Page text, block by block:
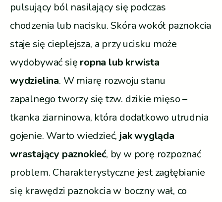
pulsujący ból nasilający się podczas
chodzenia lub nacisku. Skóra wokół paznokcia
staje się cieplejsza, a przy ucisku może
wydobywać się ropna lub krwista
wydzielina. W miarę rozwoju stanu
zapalnego tworzy się tzw. dzikie mięso –
tkanka ziarninowa, która dodatkowo utrudnia
gojenie. Warto wiedzieć, jak wygląda
wrastający paznokieć, by w porę rozpoznać
problem. Charakterystyczne jest zagłębianie
się krawędzi paznokcia w boczny wał, co